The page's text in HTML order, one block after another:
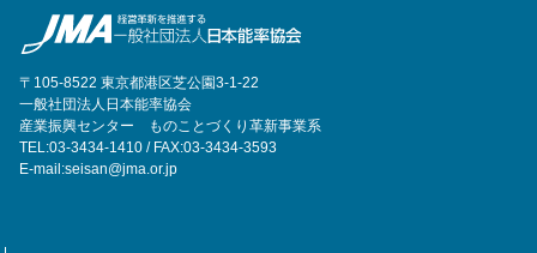
〒105-8522 東京都港区芝公園3-1-22
一般社団法人日本能率協会
産業振興センター ものことづくり革新事業系
TEL:03-3434-1410 / FAX:03-3434-3593
E-mail:seisan@jma.or.jp